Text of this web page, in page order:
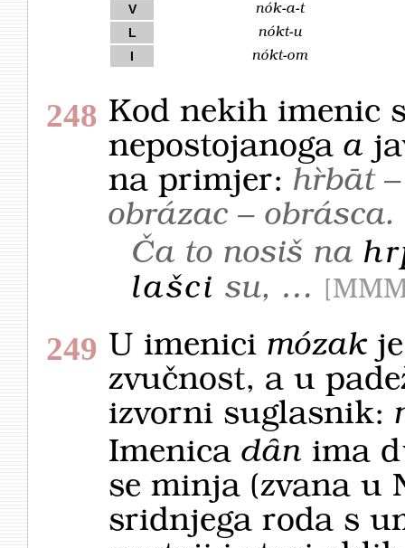
V nók-a-t
L nókt-u
I nókt-om
248 Kod nekih imenic
nepostojanoga a
na primjer: hȑbāt
obrázac – obrásca.
Ča to nosiš na
lašci su, …
249 U imenici mózak
zvučnost, a u
izvorni suglasnik:
Imenica dȃn ima
se minja (zvana u
sridnjega roda s